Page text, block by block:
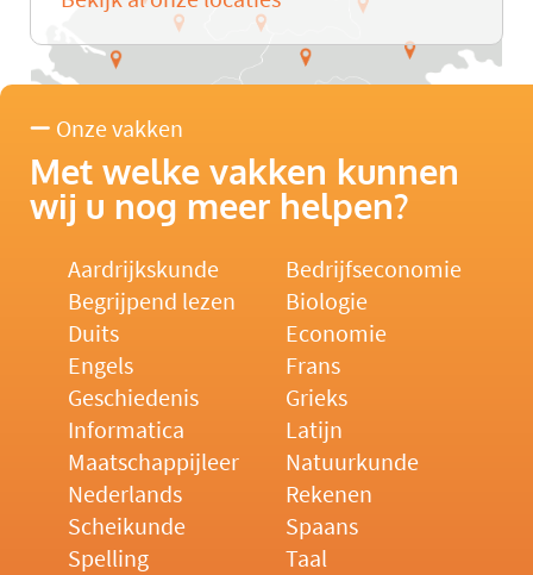
Onze vakken
Met welke vakken kunnen
wij u nog meer helpen?
Aardrijkskunde
Bedrijfseconomie
Begrijpend lezen
Biologie
Duits
Economie
Engels
Frans
Geschiedenis
Grieks
Informatica
Latijn
Maatschappijleer
Natuurkunde
Nederlands
Rekenen
Scheikunde
Spaans
Spelling
Taal